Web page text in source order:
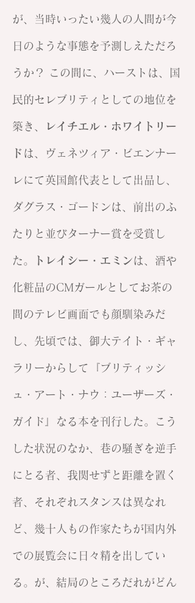
が、当時いったい幾人の人間が今
日のような事態を予測しえただろ
うか？ この間に、ハーストは、国
民的セレブリティとしての地位を
築き、 レイチエル・ホワイトリー
ド は、ヴェネツィア・ビエンナー
レにて英国館代表として出品し、
ダグラス・ゴードンは、前出のふ
たりと並びターナー賞を受賞し
た。 トレイシー・エミンは、酒や
化粧品のCMガールとしてお茶の
間のテレビ画面でも顔馴染みだ
し、先頃では、御大テイト・ギャ
ラリーからして『ブリティッシ
ュ・アート・ナウ：ユーザーズ・
ガイド』なる本を刊行した。こう
した状況のなか、巷の騒ぎを逆手
にとる者、我関せずと距離を置く
者、それぞれスタンスは異なれ
ど、幾十人もの作家たちが国内外
での展覧会に日々精を出してい
る。が、結局のところだれがどん